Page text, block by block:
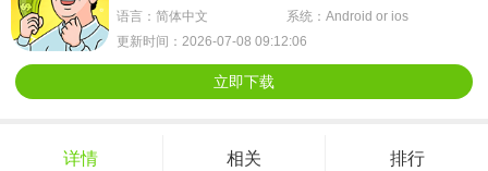
语言：简体中文
系统：Android or ios
更新时间：2026-07-08 09:12:06
立即下载
详情 相关 排行